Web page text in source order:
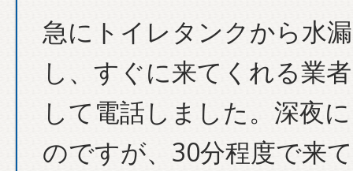
急にトイレタンクから水
し、すぐに来てくれる業
して電話しました。深夜
のですが、30分程度で来